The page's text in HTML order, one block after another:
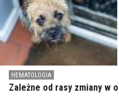
HEMATOLOGIA
Zależne od rasy zmiany w